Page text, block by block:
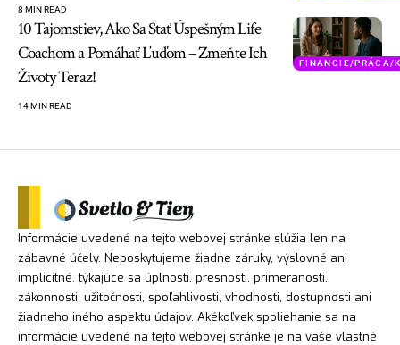
8 MIN READ
FINANCIE/PRÁCA/
10 Tajomstiev, Ako Sa Stať Úspešným Life
Coachom a Pomáhať Ľuďom – Zmeňte Ich
Životy Teraz!
14 MIN READ
Informácie uvedené na tejto webovej stránke slúžia len na
zábavné účely. Neposkytujeme žiadne záruky, výslovné ani
implicitné, týkajúce sa úplnosti, presnosti, primeranosti,
zákonnosti, užitočnosti, spoľahlivosti, vhodnosti, dostupnosti ani
žiadneho iného aspektu údajov. Akékoľvek spoliehanie sa na
informácie uvedené na tejto webovej stránke je na vaše vlastné